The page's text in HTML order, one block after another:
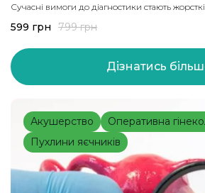
Сучасні вимоги до діагностики стають
калькуляції ризику малігнізації.
обстеження в репродуктології, поняття
Оперувати стало також складно – потрібно
проблему, та зберегти репродуктивну
Бали і сертифікат за архівні події не
599 грн 799грн
Дізнатись
Акушерство
Оперативна
Пухлини яєчників